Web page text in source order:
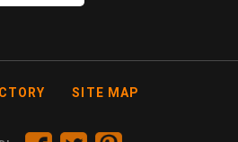
SITE MAP